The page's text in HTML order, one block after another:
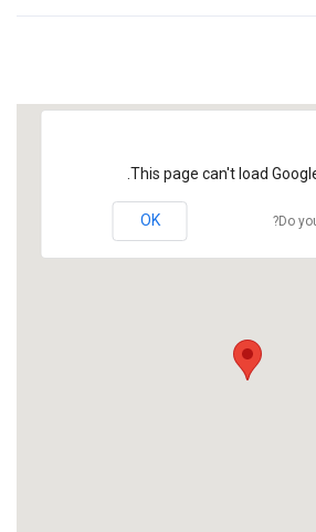
This page can't load
Do
OK